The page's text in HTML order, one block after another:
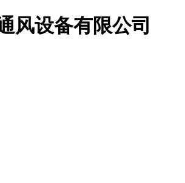
风设备有限公司